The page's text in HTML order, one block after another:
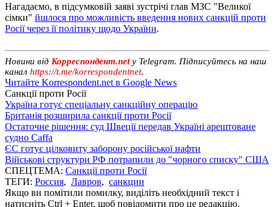
Нагадаємо, в підсумковій заяві зустрічі глав МЗС "Великої
сімки" йшлося про можливість введення нових санкцій проти
Росії через її політику щодо України.
Новини від Корреспондент.netу Telegram. Підписуйтесь на наш
канал https://t.me/korrespondentnet.
Читайте Korrespondent.net в Google News
Санкції проти Росії
Україна готує спеціальну санкційну операцію
Британія розширила санкції проти Росії
Остаточне рішення: суд Швеції передав Україні арештоване
судно Caffa
ЄС готує цілковиту заборону російської нафти
Військові структури РФ потрапили до "чорного списку" США
СПЕЦТЕМА: Санкції проти Росії
ТЕГИ: Россия, Лавров, санкции
Якщо ви помітили помилку, виділіть необхідний текст і
натисніть Ctrl + Enter, щоб повідомити про це редакцію.